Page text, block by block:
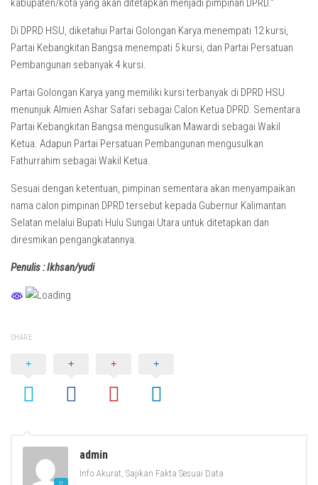
kabupaten/kota yang akan ditetapkan menjadi pimpinan DPRD.”
Di DPRD HSU, diketahui Partai Golongan Karya menempati 12 kursi,
Partai Kebangkitan Bangsa menempati 5 kursi, dan Partai Persatuan
Pembangunan sebanyak 4 kursi.
Partai Golongan Karya yang memiliki kursi terbanyak di DPRD HSU
menunjuk Almien Ashar Safari sebagai Calon Ketua DPRD. Sementara
Partai Kebangkitan Bangsa mengusulkan Mawardi sebagai Wakil
Ketua. Adapun Partai Persatuan Pembangunan mengusulkan
Fathurrahim sebagai Wakil Ketua.
Sesuai dengan ketentuan, pimpinan sementara akan menyampaikan
nama calon pimpinan DPRD tersebut kepada Gubernur Kalimantan
Selatan melalui Bupati Hulu Sungai Utara untuk ditetapkan dan
diresmikan pengangkatannya.
Penulis : Ikhsan/yudi
SHARE
admin
Info Akurat, Sajikan Fakta Sesuai Data